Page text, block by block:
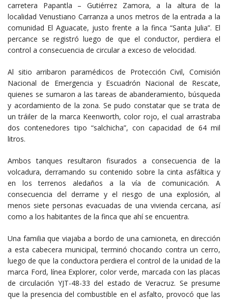
carretera Papantla – Gutiérrez Zamora, a la altura de la
localidad Venustiano Carranza a unos metros de la entrada a la
comunidad El Aguacate, justo frente a la finca “Santa Julia”. El
percance se registró luego de que el conductor, perdiera el
control a consecuencia de circular a exceso de velocidad.
Al sitio arribaron paramédicos de Protección Civil, Comisión
Nacional de Emergencia y Escuadrón Nacional de Rescate,
quienes se sumaron a las tareas de abanderamiento, búsqueda
y acordamiento de la zona. Se pudo constatar que se trata de
un tráiler de la marca Keenworth, color rojo, el cual arrastraba
dos contenedores tipo “salchicha”, con capacidad de 64 mil
litros.
Ambos tanques resultaron fisurados a consecuencia de la
volcadura, derramando su contenido sobre la cinta asfáltica y
en los terrenos aledaños a la vía de comunicación. A
consecuencia del derrame y el riesgo de una explosión, al
menos siete personas evacuadas de una vivienda cercana, así
como a los habitantes de la finca que ahí se encuentra.
Una familia que viajaba a bordo de una camioneta, en dirección
a esta cabecera municipal, terminó chocando contra un cerro,
luego de que la conductora perdiera el control de la unidad de la
marca Ford, línea Explorer, color verde, marcada con las placas
de circulación YJT-48-33 del estado de Veracruz. Se presume
que la presencia del combustible en el asfalto, provocó que las